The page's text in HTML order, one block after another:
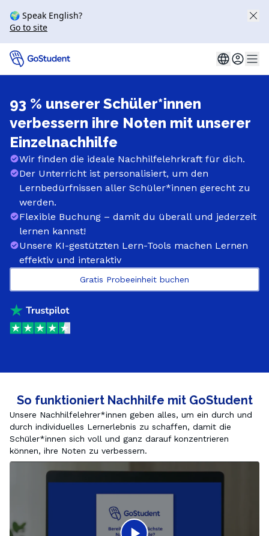
🌍 Speak English?
Go to site
93 % unserer Schüler*innen
verbessern ihre Noten mit unserer
Einzelnachhilfe
Wir finden die ideale Nachhilfelehrkraft für dich.
Der Unterricht ist personalisiert, um den
Lernbedürfnissen aller Schüler*innen gerecht zu
werden.
Flexible Buchung – damit du überall und jederzeit
lernen kannst!
Unsere KI-gestützten Lern-Tools machen Lernen
effektiv und interaktiv
Gratis Probeeinheit buchen
So funktioniert Nachhilfe mit GoStudent
Unsere Nachhilfelehrer*innen geben alles, um ein durch und
durch individuelles Lernerlebnis zu schaffen, damit die
Schüler*innen sich voll und ganz darauf konzentrieren
können, ihre Noten zu verbessern.